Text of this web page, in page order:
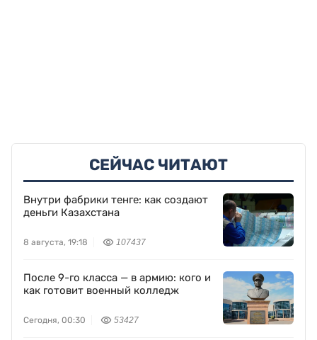
СЕЙЧАС ЧИТАЮТ
Внутри фабрики тенге: как создают
деньги Казахстана
8 августа, 19:18 107437
После 9-го класса — в армию: кого и
как готовит военный колледж
Сегодня, 00:30 53427